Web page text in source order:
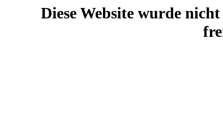
Diese Website wurde